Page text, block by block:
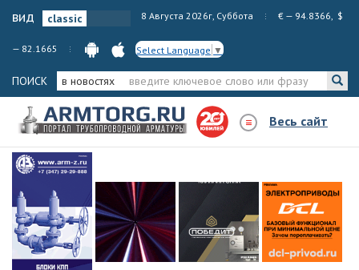
вид 8 Августа 2026г, Суббота € — 94.8366, $
— 82.1665 Select Language ▼
ПОИСК в новостях
Весь сайт